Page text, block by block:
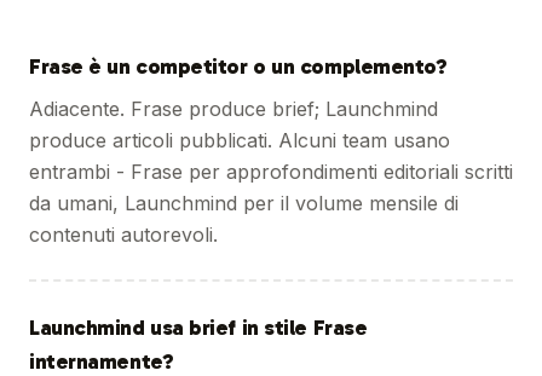
Frase è un competitor o un complemento?
Adiacente. Frase produce brief; Launchmind
produce articoli pubblicati. Alcuni team usano
entrambi - Frase per approfondimenti editoriali scritti
da umani, Launchmind per il volume mensile di
contenuti autorevoli.
Launchmind usa brief in stile Frase
internamente?